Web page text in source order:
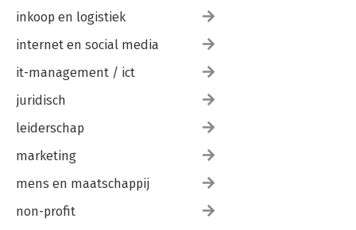
inkoop en logistiek
internet en social media
it-management / ict
juridisch
leiderschap
marketing
mens en maatschappij
non-profit